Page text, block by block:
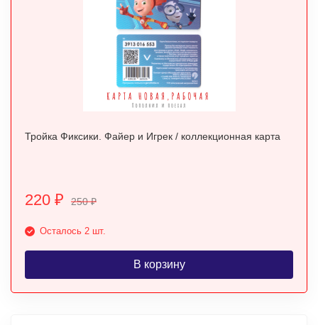
Тройка Фиксики. Файер и Игрек / коллекционная карта
220 ₽ 250₽
Осталось 2 шт.
В корзину